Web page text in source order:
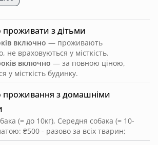
проживання з домашніми
(≈ до 10кг), Середня собака (≈ 10-
₴500 - разово за всіх тварин;
з дітьми
включно — проживають
не враховуються у місткість.
включно — за повною ціною,
у місткість будинку.